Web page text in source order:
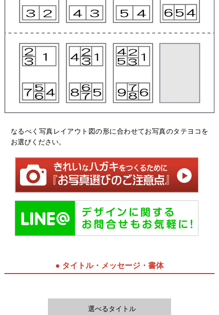
なるべく写真レイアウト図の形に合わせてお写真のタテヨコを
お選びください。
● タイトル・メッセージ・書体
選べるタイトル